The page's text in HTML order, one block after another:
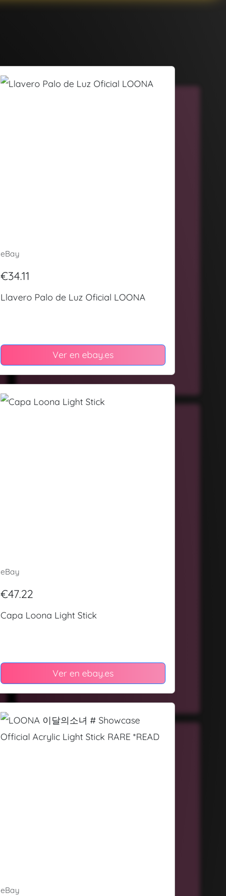
eBay
€34.11
Llavero Palo de Luz Oficial LOONA
Ver en ebay.es
eBay
€47.22
Capa Loona Light Stick
Ver en ebay.es
eBay